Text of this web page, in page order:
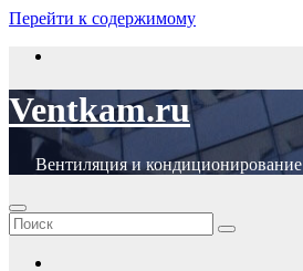
Перейти к содержимому
Ventkam.ru
Вентиляция и кондиционирование